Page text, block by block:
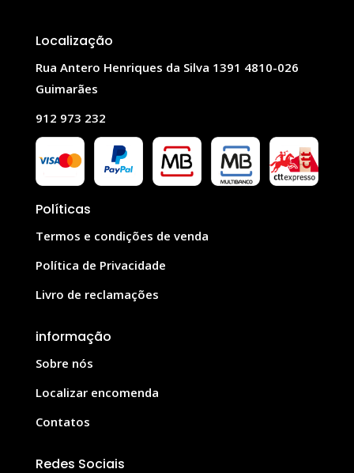
Localização
Rua Antero Henriques da Silva 1391 4810-026
Guimarães
912 973 232
Políticas
Termos e condições de venda
Política de Privacidade
Livro de reclamações
informação
Sobre nós
Localizar encomenda
Contatos
Redes Sociais